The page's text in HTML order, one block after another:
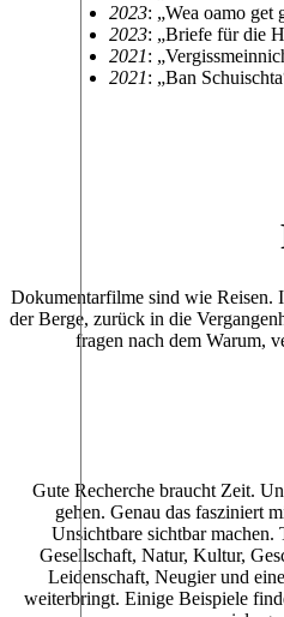
2023: „Wea oamo get
2023: „Briefe für die
2021:
2021: „Ban
Dokumentarfilme sind wie Reisen.
der Berge, zurück in die
fragen nach dem Warum,
Gute Recherche braucht Zeit.
gehen. Genau das fasziniert
Unsichtbare sichtbar machen.
Gesellschaft, Natur, Kultur,
Leidenschaft, Neugier und
weiterbringt. Einige Beispiele